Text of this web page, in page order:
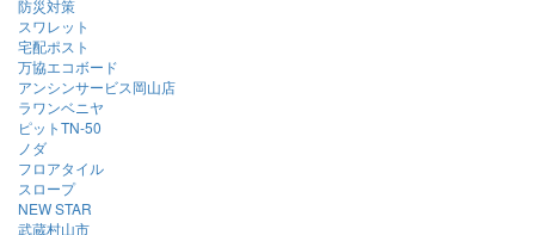
防災対策
スワレット
宅配ポスト
万協エコボード
アンシンサービス岡山店
ラワンベニヤ
ピットTN-50
ノダ
フロアタイル
スロープ
NEW STAR
武蔵村山市